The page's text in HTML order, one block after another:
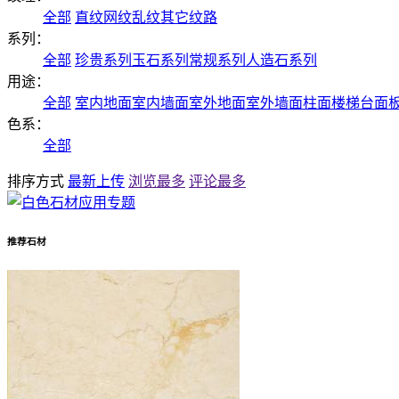
全部 直纹网纹乱纹其它纹路
系列：
全部 珍贵系列 玉石系列 常规系列 人造石系列
用途：
全部 室内地面室内墙面室外地面室外墙面柱面楼梯台面
色系：
全部
排序方式 最新上传 浏览最多 评论最多
推荐石材